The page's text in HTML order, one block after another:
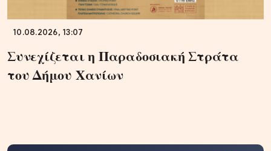
10.08.2026, 13:07
Συνεχίζεται η Παραδοσιακή Στράτα
του Δήμου Χανίων